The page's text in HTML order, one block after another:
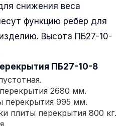
снижения веса
функцию ребер для
Высота ПБ27-10-
ПБ27-10-8
2680 мм.
перекрытия 995 мм.
плиты перекрытия 800 кг.